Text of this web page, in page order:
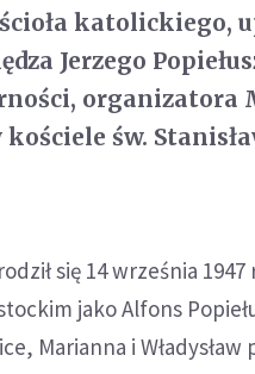
katolickiego,
Jerzego
organizatora
św.
się 14 września
jako Alfons
Marianna i